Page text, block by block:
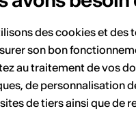
des cookies et des
son bon
au traitement de vos
de personnalisation
de tiers ainsi que de